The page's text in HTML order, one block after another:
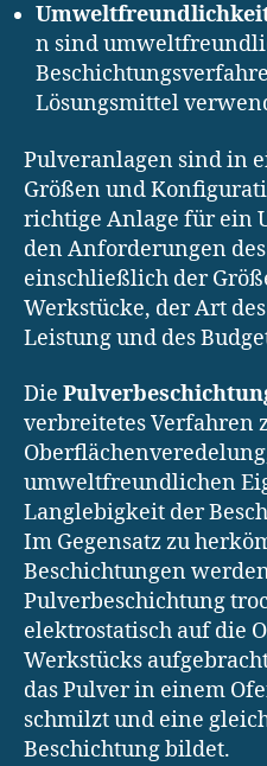
n sind
Lösungsmittel
Pulveranlagen sind in
Größen und
richtige Anlage für ein
den Anforderungen
einschließlich der
Werkstücke, der Art
Leistung und des
Die
verbreitetes Verfahren
umweltfreundlichen
Langlebigkeit der
Im Gegensatz zu
Beschichtungen
Pulverbeschichtung
elektrostatisch auf die
Werkstücks
das Pulver in einem
schmilzt und eine
Beschichtung bildet.